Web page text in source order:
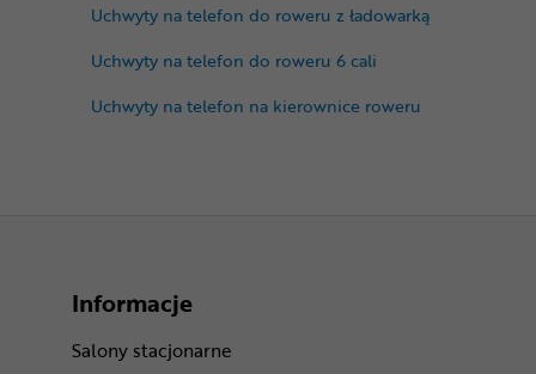
Uchwyty na telefon do roweru z ładowarką
Uchwyty na telefon do roweru 6 cali
Uchwyty na telefon na kierownice roweru
Informacje
Salony stacjonarne